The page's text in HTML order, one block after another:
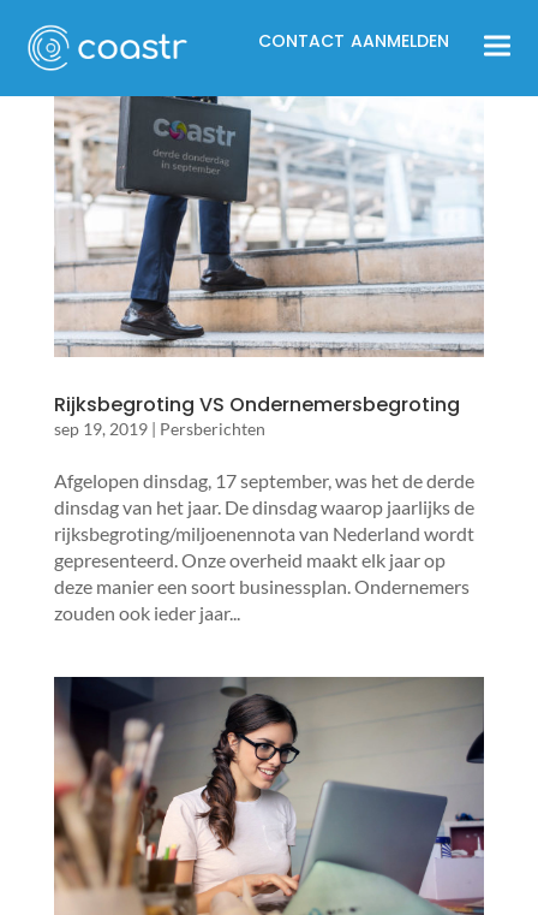
CONTACT AANMELDEN
Rijksbegroting VS Ondernemersbegroting
sep 19, 2019| Persberichten
Afgelopen dinsdag, 17 september, was het de derde
dinsdag van het jaar. De dinsdag waarop jaarlijks de
rijksbegroting/miljoenennota van Nederland wordt
gepresenteerd. Onze overheid maakt elk jaar op
deze manier een soort businessplan. Ondernemers
zouden ook ieder jaar...